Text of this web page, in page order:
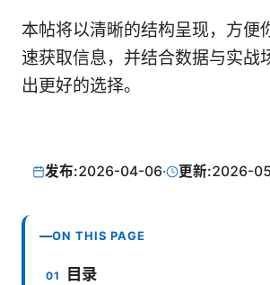
本帖将以清晰的结构呈现，方便
速获取信息，并结合数据与实战
出更好的选择。
发布:2026-04-06· 更新:2026-
ON THIS PAGE
目录